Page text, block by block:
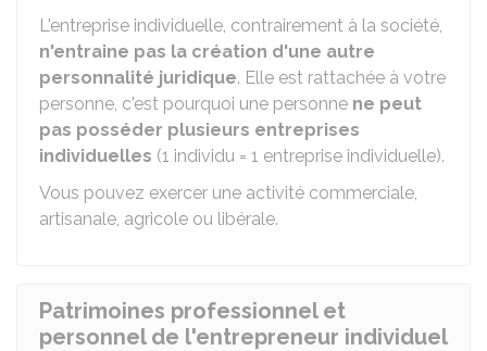
L'entreprise individuelle, contrairement à la société,
n'entraine pas la création d'une autre
personnalité juridique. Elle est rattachée à votre
personne, c'est pourquoi une personne ne peut
pas posséder plusieurs entreprises
individuelles (1 individu = 1 entreprise individuelle).
Vous pouvez exercer une activité commerciale,
artisanale, agricole ou libérale.
Patrimoines professionnel et
personnel de l'entrepreneur individuel